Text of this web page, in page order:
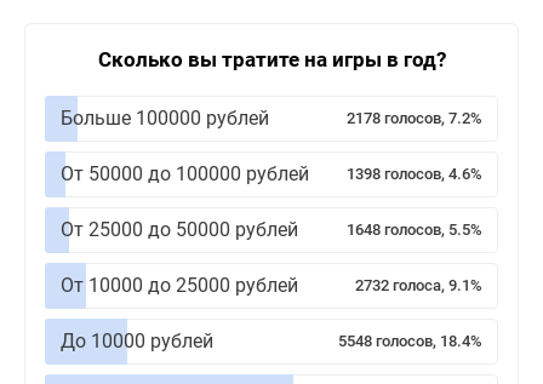
Сколько вы тратите на игры в год?
Больше 100000 рублей 2178 голосов, 7.2%
От 50000 до 100000 рублей 1398 голосов, 4.6%
От 25000 до 50000 рублей 1648 голосов, 5.5%
От 10000 до 25000 рублей 2732 голоса, 9.1%
До 10000 рублей 5548 голосов, 18.4%